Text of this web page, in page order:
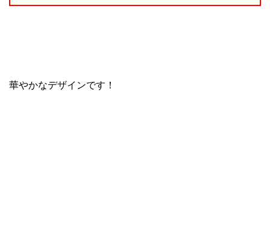
華やかなデザインです！